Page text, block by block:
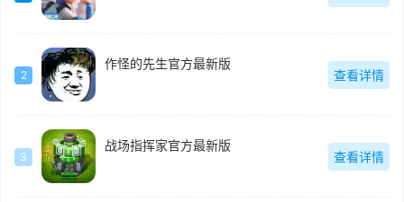
2
作怪的先生官方最新版
查看详情
3
战场指挥家官方最新版
查看详情